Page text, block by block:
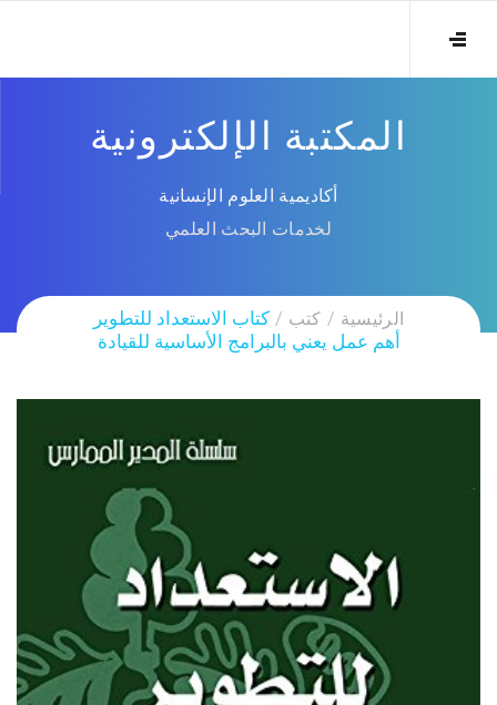
المكتبة الإلكترونية
أكاديمية العلوم الإنسانية
لخدمات البحث العلمي
الرئيسية كتب
كتاب الاستعداد للتطوير
أهم عمل يعني بالبرامج الأساسية للقيادة